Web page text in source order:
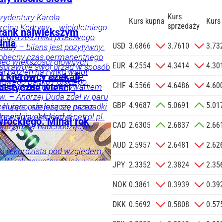
na
na podany
o.o. w imieniu
zlecenie jej
SIĘ
Karola
Kędryny – wieloletniego
rzecznika prasowego
– bilans jest pozytywny:
czas permanentnego
swój urząd w sposób
wyzwań – akcentuje.
przed porównywaniem
– Andrzej Duda zdał w paru
ale jeszcze przez
jak kiedyś
a po latach się to zmieniło
Andrzeja Dudy.
największym
większości głównych
tydzień na rynku walut
Banku Polskiego.
kierowcy czekali
wieści”
przełożą się na spadki
eksperci e-petrol.pl.
już w nadchodzącym
Minął rok
rekordzista pod względem
W rok zawetował ich więcej
Kurs kupna Kurs
sprzedaży
USD 3.6866 3.7610
EUR 4.2554 4.3414
CHF 4.5566 4.6486
GBP 4.9687 5.0691
CAD 2.6305 2.6837
AUD 2.5957 2.6481
JPY 2.3352 2.3824
NOK 0.3861 0.3939
DKK 0.5692 0.5808